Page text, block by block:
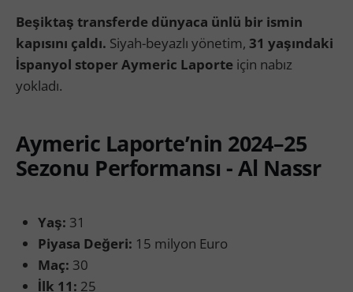
Beşiktaş transferde dünyaca ünlü bir ismin
kapısını çaldı. Siyah-beyazlı yönetim, 31 yaşındaki
İspanyol stoper Aymeric Laporte için nabız
yokladı.
Aymeric Laporte’nin 2024–25
Sezonu Performansı - Al Nassr
Yaş: 31
Piyasa Değeri: 15 milyon Euro
Maç: 30
İlk 11: 25